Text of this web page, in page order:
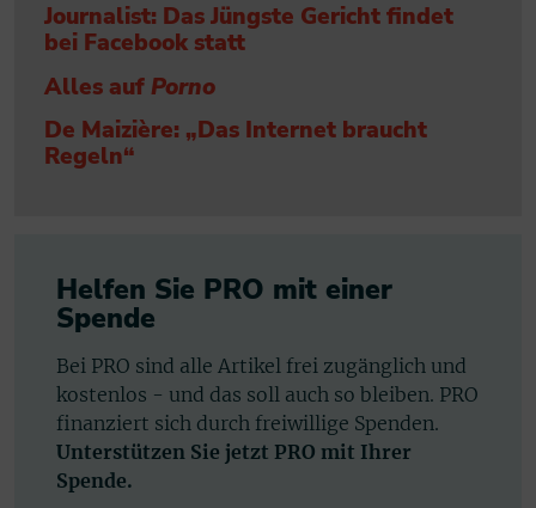
Journalist: Das Jüngste Gericht findet
bei Facebook statt
Alles aufPorno
De Maizière: „Das Internet braucht
Regeln“
Helfen Sie PRO mit einer
Spende
Bei PRO sind alle Artikel frei zugänglich und
kostenlos - und das soll auch so bleiben. PRO
finanziert sich durch freiwillige Spenden.
Unterstützen Sie jetzt PRO mit Ihrer
Spende.